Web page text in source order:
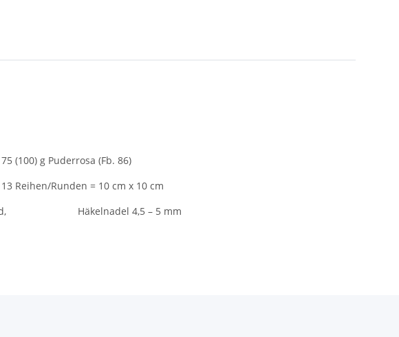
(100) g Puderrosa (Fb. 86)
Reihen/Runden = 10 cm x 10 cm
I-Cord, Häkelnadel 4,5 – 5 mm